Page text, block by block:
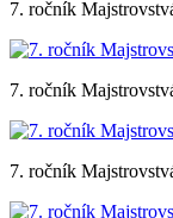
7. ročník
7. ročník
7. ročník